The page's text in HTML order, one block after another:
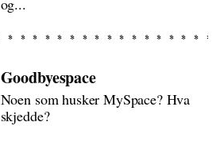
og...
Goodbyespace
Noen som husker MySpace? Hva
skjedde?